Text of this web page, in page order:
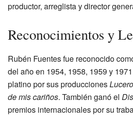
productor, arreglista y director
Reconocimientos y
Rubén Fuentes fue reconocido
del año en 1954, 1958, 1959 y
platino por sus producciones
de mis cariños. También ganó el
premios internacionales por su